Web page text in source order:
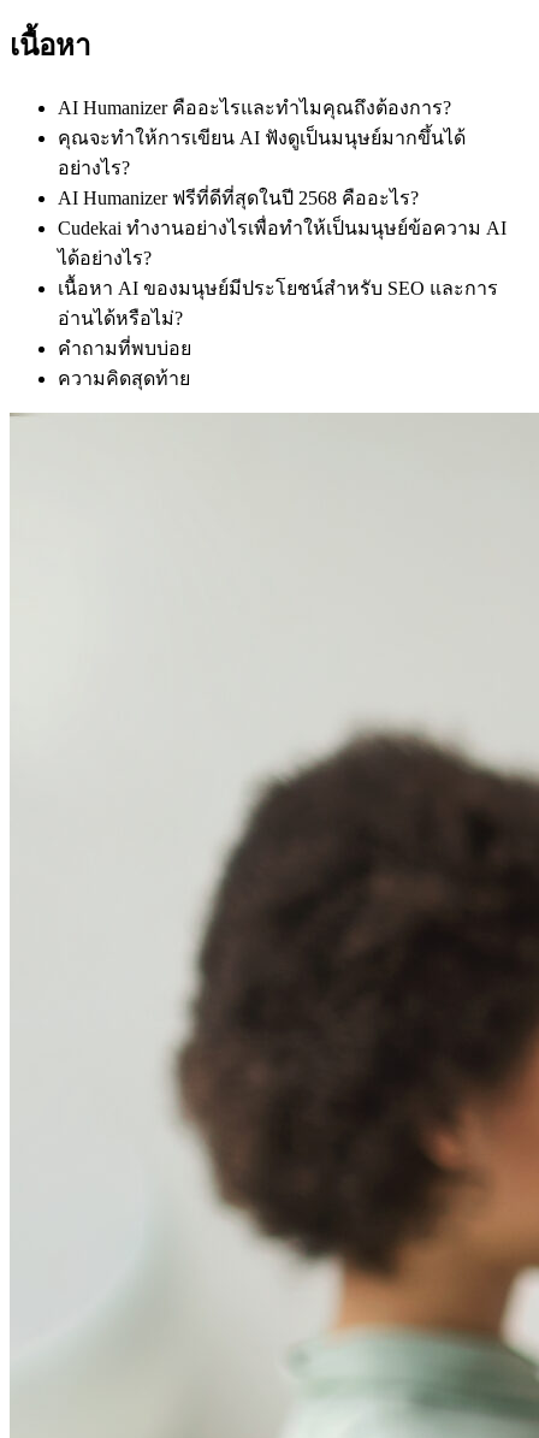
เนื้อหา
AI Humanizer คืออะไรและทำไมคุณถึงต้องการ?
คุณจะทำให้การเขียน AI ฟังดูเป็นมนุษย์มากขึ้นได้
อย่างไร?
AI Humanizer ฟรีที่ดีที่สุดในปี 2568 คืออะไร?
Cudekai ทำงานอย่างไรเพื่อทำให้เป็นมนุษย์ข้อความ AI
ได้อย่างไร?
เนื้อหา AI ของมนุษย์มีประโยชน์สำหรับ SEO และการ
อ่านได้หรือไม่?
คำถามที่พบบ่อย
ความคิดสุดท้าย